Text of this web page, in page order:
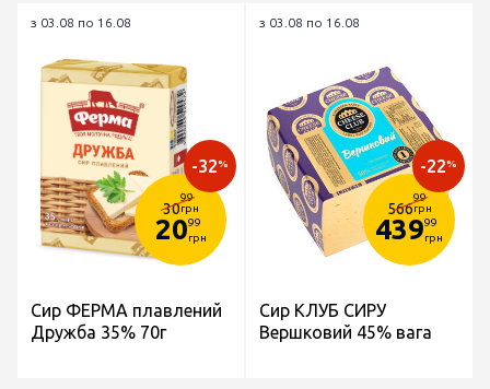
з 03.08 по 16.08
30
99
грн
2099
грн
-32%
Сир ФЕРМА плавлений
Дружба 35% 70г
з 03.08 по 16.08
566
99
грн
43999
грн
-22%
Сир КЛУБ СИРУ
Вершковий 45% вага